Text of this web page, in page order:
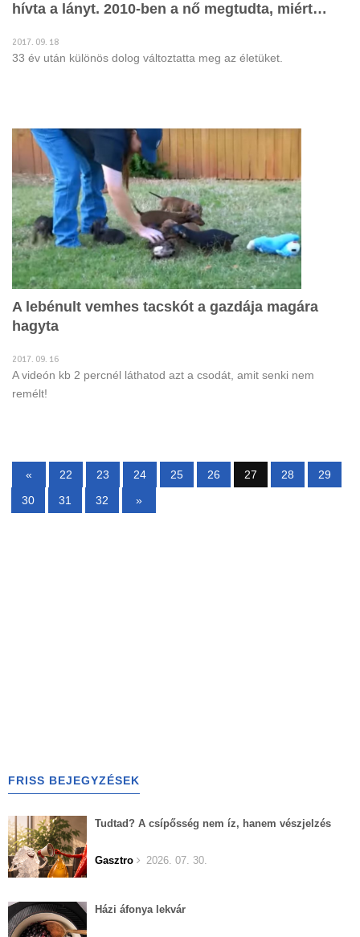
hívta a lányt. 2010-ben a nő megtudta, miért…
2017. 09. 18
33 év után különös dolog változtatta meg az életüket.
A lebénult vemhes tacskót a gazdája magára
hagyta
2017. 09. 16
A videón kb 2 percnél láthatod azt a csodát, amit senki nem
remélt!
« 22 23 24 25 26 27 28
29
30
31 32 »
FRISS BEJEGYZÉSEK
Tudtad? A csípősség nem íz, hanem vészjelzés
Gasztro 2026. 07. 30.
Házi áfonya lekvár